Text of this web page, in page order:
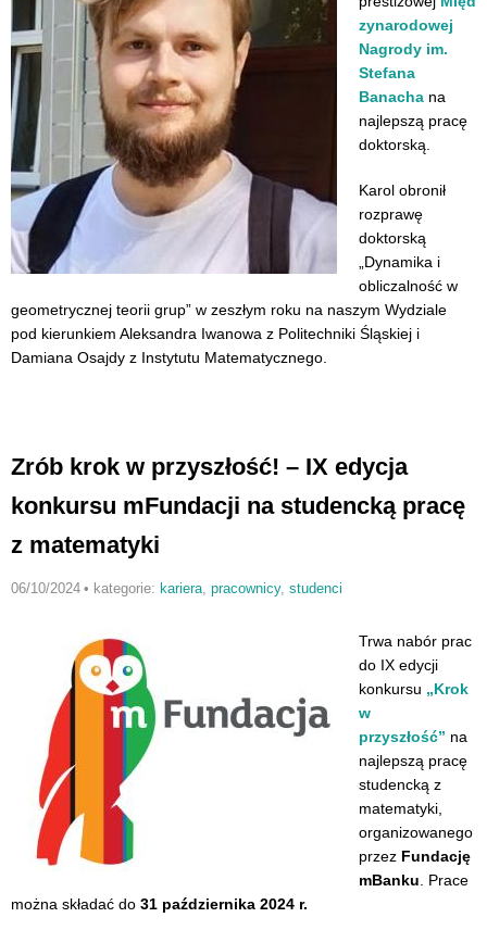
zynarodowej
Nagrody im.
Stefana
Banacha na
najlepszą pracę
doktorską.
Karol obronił
rozprawę
doktorską
„Dynamika i
obliczalność w
geometrycznej teorii grup” w zeszłym roku na naszym Wydziale
pod kierunkiem Aleksandra Iwanowa z Politechniki Śląskiej i
Damiana Osajdy z Instytutu Matematycznego.
Zrób krok w przyszłość! – IX edycja
konkursu mFundacji na studencką pracę
z matematyki
06/10/2024 • kategorie: kariera, pracownicy, studenci
Trwa nabór prac
do IX edycji
konkursu „Krok
w
przyszłość” na
najlepszą pracę
studencką z
matematyki,
organizowanego
przez Fundację
mBanku . Prace
można składać do 31 października 2024 r.